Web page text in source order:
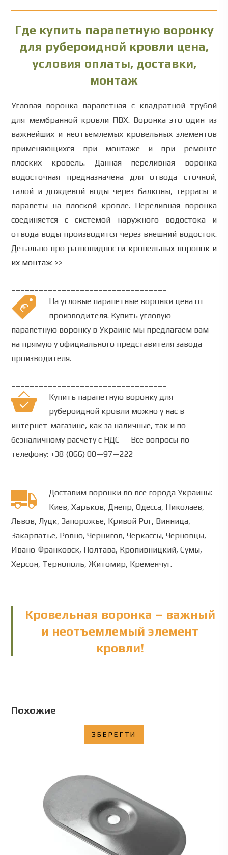
Где купить парапетную воронку
для рубероидной кровли цена,
условия оплаты, доставки,
монтаж
Угловая воронка парапетная с квадратной трубой
для мембранной кровли ПВХ. Воронка это один из
важнейших и неотъемлемых кровельных элементов
применяющихся при монтаже и при ремонте
плоских кровель. Данная переливная воронка
водосточная предназначена для отвода сточной,
талой и дождевой воды через балконы, террасы и
парапеты на плоской кровле. Переливная воронка
соединяется с системой наружного водостока и
отвода воды производится через внешний водосток.
Детально про разновидности кровельных воронок и
их монтаж >>
На угловые парапетные воронки цена от
производителя. Купить угловую
парапетную воронку в Украине мы предлагаем вам
на прямую у официального представителя завода
производителя.
Купить парапетную воронку для
рубероидной кровли можно у нас в
интернет-магазине, как за наличные, так и по
безналичному расчету с НДС — Все вопросы по
телефону: +38 (066) 00—97—222
Доставим воронки во все города Украины:
Киев, Харьков, Днепр, Одесса, Николаев,
Львов, Луцк, Запорожье, Кривой Рог, Винница,
Закарпатье, Ровно, Чернигов, Черкассы, Черновцы,
Ивано-Франковск, Полтава, Кропивницкий, Сумы,
Херсон, Тернополь, Житомир, Кременчуг.
Кровельная воронка – важный
и неотъемлемый элемент
кровли!
Похожие
ЗБЕРЕГТИ